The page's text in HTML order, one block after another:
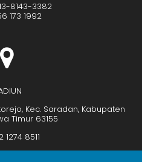
8143-3382
173 1992
Kec. Saradan, Kabupaten
Timur 63155
1274 8511